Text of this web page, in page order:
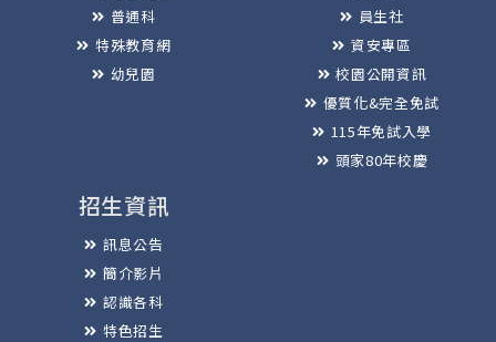
普通科
特殊教育網
幼兒園
員生社
資安專區
校園公開資訊
優質化&完全免試
115年免試入學
頭家80年校慶
招生資訊
訊息公告
簡介影片
認識各科
特色招生